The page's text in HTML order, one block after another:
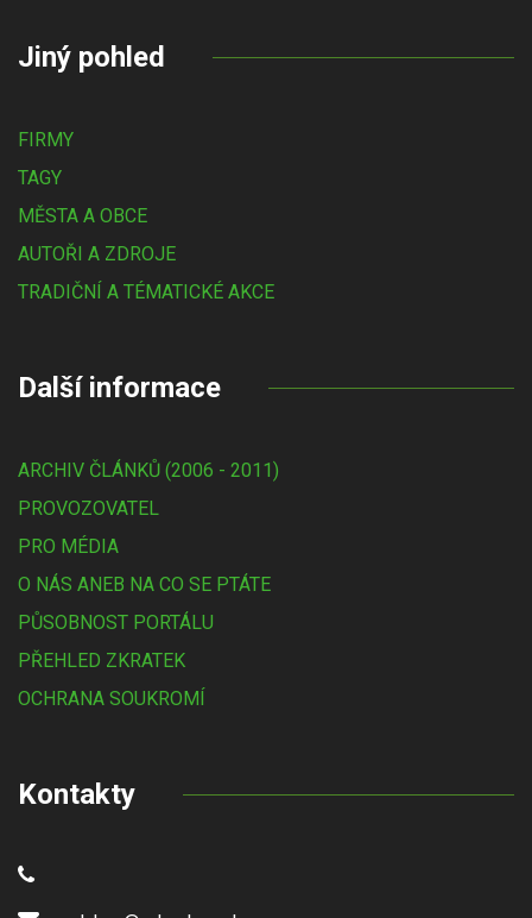
Jiný pohled
FIRMY
TAGY
MĚSTA A OBCE
AUTOŘI A ZDROJE
TRADIČNÍ A TÉMATICKÉ AKCE
Další informace
ARCHIV ČLÁNKŮ (2006 - 2011)
PROVOZOVATEL
PRO MÉDIA
O NÁS ANEB NA CO SE PTÁTE
PŮSOBNOST PORTÁLU
PŘEHLED ZKRATEK
OCHRANA SOUKROMÍ
Kontakty